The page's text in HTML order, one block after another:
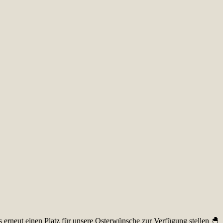
einen Platz für unsere Osterwünsche zur Verfügung stellen 🐣